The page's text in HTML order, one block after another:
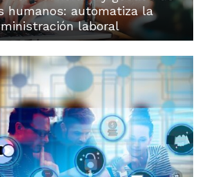
humanos: automatiza la
laboral